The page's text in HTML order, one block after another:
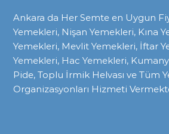
Ankara da Her Semte en Uygun
Yemekleri, Nişan Yemekleri, Kına
Yemekleri, Mevlit Yemekleri, İftar
Yemekleri, Hac Yemekleri,
Pide, Toplu İrmik Helvası ve Tüm
Organizasyonları Hizmeti